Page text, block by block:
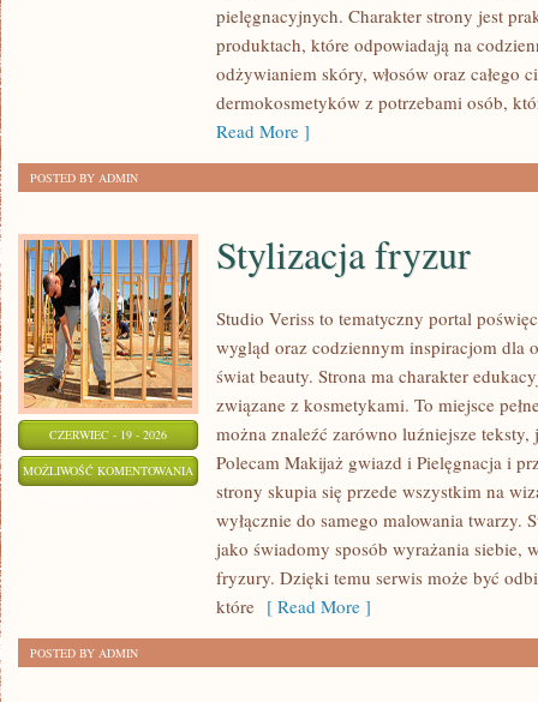
WŁOSÓW
pielęgnacyjnych. Charakter strony jest
produktach, które odpowiadają na
odżywianiem skóry, włosów oraz całego
dermokosmetyków z potrzebami osób,
Read More ]
POSTED BY ADMIN
CZERWIEC - 19 - 2026
MOŻLIWOŚĆ KOMENTOWANIA STYLIZACJA
FRYZUR
Stylizacja fryzur
Studio Veriss to tematyczny portal
wygląd oraz codziennym inspiracjom dla
świat beauty. Strona ma charakter
związane z kosmetykami. To miejsce
można znaleźć zarówno luźniejsze
Polecam Makijaż gwiazd i Pielęgnacja i
strony skupia się przede wszystkim na
wyłącznie do samego malowania twarzy.
jako świadomy sposób wyrażania siebie,
fryzury. Dzięki temu serwis może być
które [ Read More ]
POSTED BY ADMIN